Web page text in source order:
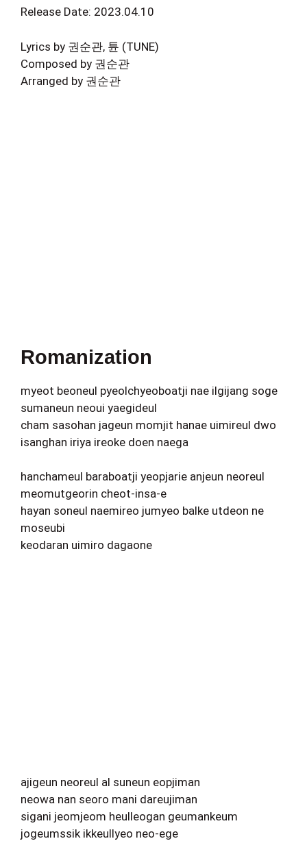
Release Date: 2023.04.10
Lyrics by 권순관, 튠 (TUNE)
Composed by 권순관
Arranged by 권순관
Romanization
myeot beoneul pyeolchyeoboatji nae ilgijang soge
sumaneun neoui yaegideul
cham sasohan jageun momjit hanae uimireul dwo
isanghan iriya ireoke doen naega
hanchameul baraboatji yeopjarie anjeun neoreul
meomutgeorin cheot-insa-e
hayan soneul naemireo jumyeo balke utdeon ne
moseubi
keodaran uimiro dagaone
ajigeun neoreul al suneun eopjiman
neowa nan seoro mani dareujiman
sigani jeomjeom heulleogan geumankeum
jogeumssik ikkeullyeo neo-ege